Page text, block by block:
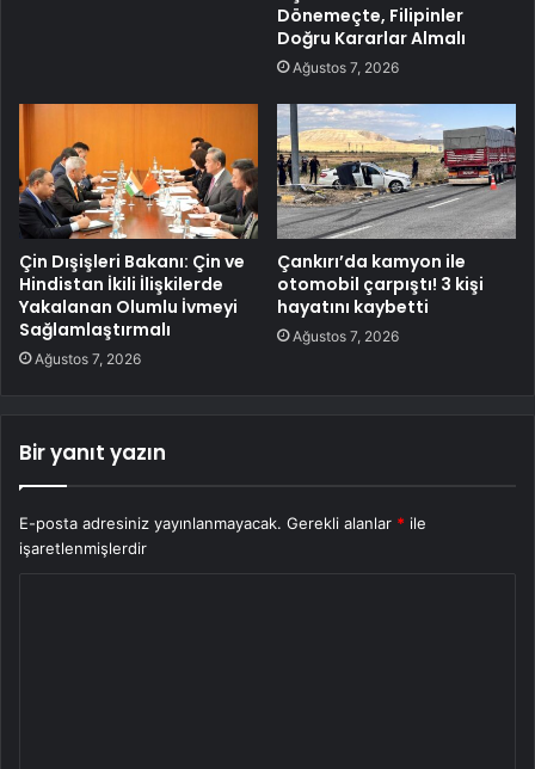
Dönemeçte, Filipinler
Doğru Kararlar Almalı
Ağustos 7, 2026
Çin Dışişleri Bakanı: Çin ve
Hindistan İkili İlişkilerde
Yakalanan Olumlu İvmeyi
Sağlamlaştırmalı
Ağustos 7, 2026
Çankırı’da kamyon ile
otomobil çarpıştı! 3 kişi
hayatını kaybetti
Ağustos 7, 2026
Bir yanıt yazın
E-posta adresiniz yayınlanmayacak. Gerekli alanlar * ile
işaretlenmişlerdir